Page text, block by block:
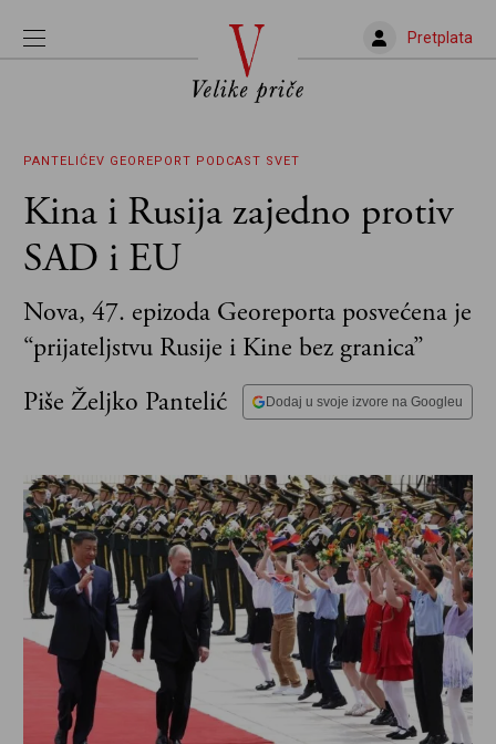
Pretplata
PANTELIĆEV GEOREPORT PODCAST SVET
Kina i Rusija zajedno protiv
SAD i EU
Nova, 47. epizoda Georeporta posvećena je
“prijateljstvu Rusije i Kine bez granica”
Piše Željko Pantelić
Dodaj u svoje izvore na Googleu